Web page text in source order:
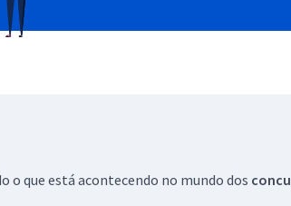
o que está acontecendo no mundo dos